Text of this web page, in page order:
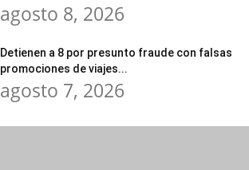
agosto 8, 2026
Detienen a 8 por presunto fraude con falsas
promociones de viajes...
agosto 7, 2026